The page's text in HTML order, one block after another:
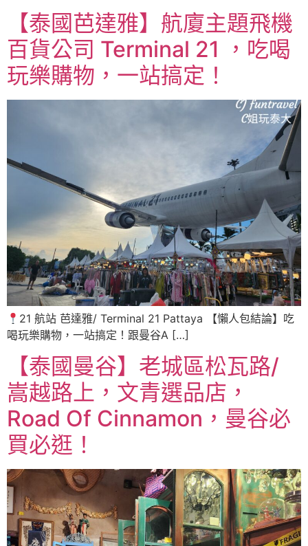
【泰國芭達雅】航廈主題飛機
百貨公司 Terminal 21 ，吃喝
玩樂購物，一站搞定！
21 航站 芭達雅/ Terminal 21 Pattaya 【懶人包結論】吃
喝玩樂購物，一站搞定！跟曼谷A […]
【泰國曼谷】老城區松瓦路/
嵩越路上，文青選品店，
Road Of Cinnamon，曼谷必
買必逛！